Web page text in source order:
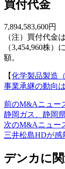
買付代金
7,894,583,600円
（注）買付代金
（3,454,960株
額。
【化学製品製造
事業承継の動向
前のM&Aニュー
静岡ガス、静岡
次のM&Aニュー
三井松島HDが感
デンカに